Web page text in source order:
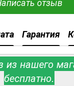
Гарантия
из нашего
бесплатно.